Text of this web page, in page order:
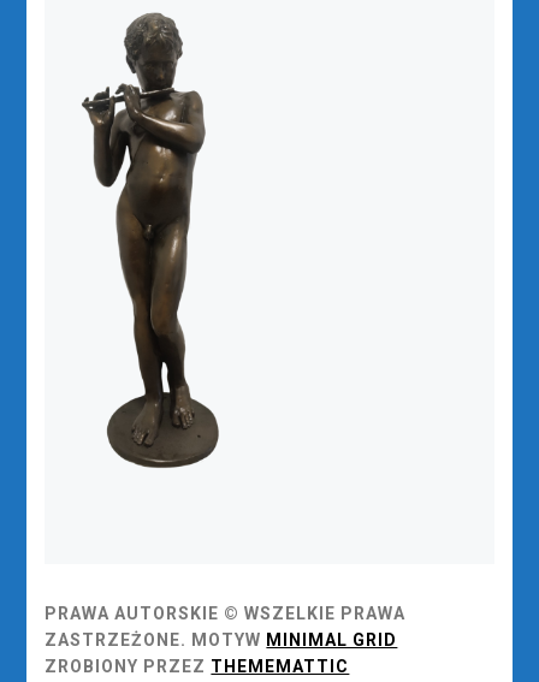
PRAWA AUTORSKIE © WSZELKIE PRAWA
ZASTRZEŻONE. MOTYW MINIMAL GRID
ZROBIONY PRZEZ THEMEMATTIC